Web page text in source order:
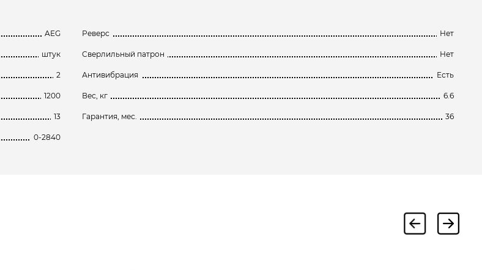
AEG
штук
2
1200
13
0-2840
Реверс Нет
Сверлильный патрон Нет
Антивибрация Есть
Вес, кг 6.6
Гарантия, мес. 36